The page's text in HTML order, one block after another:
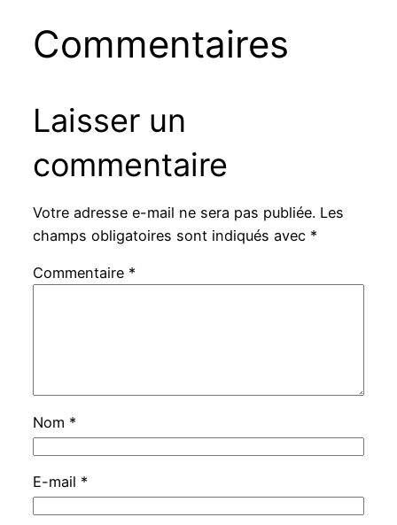
Commentaires
Laisser un
commentaire
Votre adresse e-mail ne sera pas publiée. Les
champs obligatoires sont indiqués avec *
Commentaire *
Nom *
E-mail *